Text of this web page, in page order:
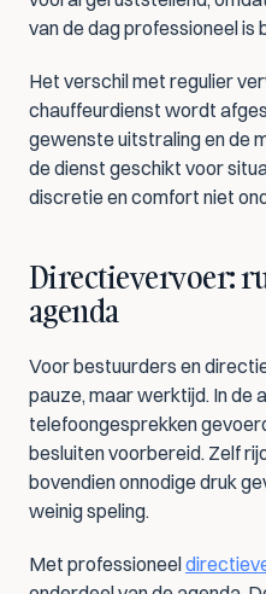
van de dag professioneel is
Het verschil met regulier
chauffeurdienst wordt
gewenste uitstraling en de
de dienst geschikt voor
discretie en comfort niet
Directievervoer:
agenda
Voor bestuurders en
pauze, maar werktijd. In de
telefoongesprekken
besluiten voorbereid. Zelf
bovendien onnodige druk
weinig speling.
Met professioneel